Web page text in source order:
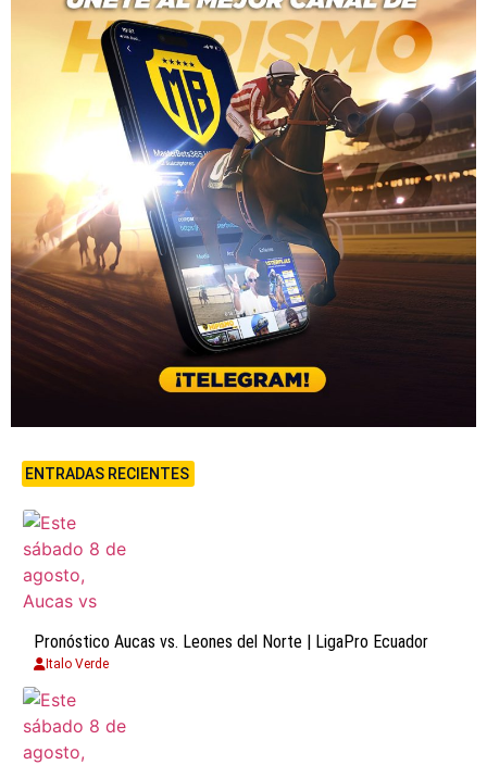
ENTRADAS RECIENTES
Pronóstico Aucas vs. Leones del Norte | LigaPro Ecuador
Italo Verde